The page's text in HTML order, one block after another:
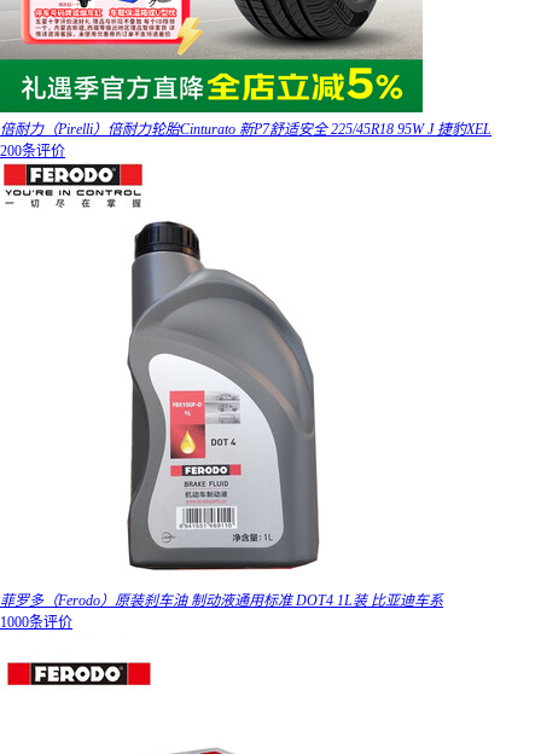
倍耐力（Pirelli）倍耐力轮胎Cinturato 新P7舒适安全 225/45R18 95W J 捷豹XEL
200条评价
菲罗多（Ferodo）原装刹车油 制动液通用标准 DOT4 1L装 比亚迪车系
1000条评价